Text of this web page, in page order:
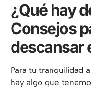
¿Qué hay
Consejos
descansar
Para tu tranquilidad
hay algo que